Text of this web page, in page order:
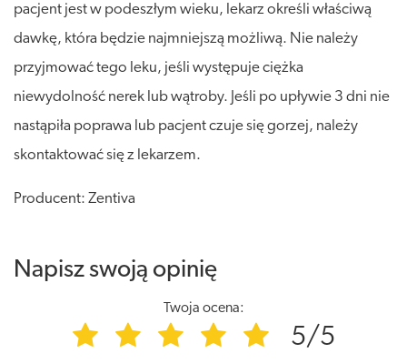
pacjent jest w podeszłym wieku, lekarz określi właściwą
dawkę, która będzie najmniejszą możliwą. Nie należy
przyjmować tego leku, jeśli występuje ciężka
niewydolność nerek lub wątroby. Jeśli po upływie 3 dni nie
nastąpiła poprawa lub pacjent czuje się gorzej, należy
skontaktować się z lekarzem.
Producent: Zentiva
Napisz swoją opinię
Twoja ocena:
5/5